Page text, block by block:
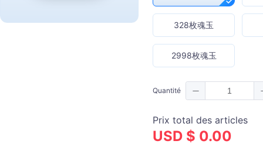
328枚魂玉
2998枚魂玉
Quantité
Prix total des articles
USD $ 0.00